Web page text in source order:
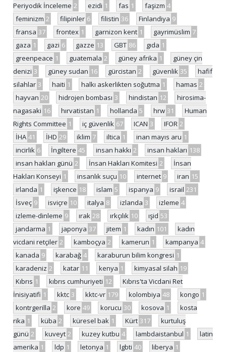
Periyodik İnceleme 2 ezidi 1 fas 1 faşizm 4
feminizm 2 filipinler 6 filistin 36 Finlandiya 9
fransa 37 frontex 1 garnizon kent 1 gayrimüslim 7
gaza 1 gazi 6 gazze 13 GBT 86 gıda 1
greenpeace 1 guatemala 2 güney afrika 1
güney çin
denizi 3 güney sudan 16 gürcistan 2 güvenlik 35
hafif
silahlar 3 haiti 1 halkı askerlikten soğutma 1 hamas 2
hayvan 20 hidrojen bombası 3 hindistan 12
hirosima-
nagasaki 16 hırvatistan 1 hollanda 5 hrw 31
Human
Rights Committee 1 iç güvenlik 67 ICAN 3 IFOR 2
İHA 41 İHD 29 iklim 7 iltica 1 inan mayıs aru 1
incirlik 6 İngiltere 45 insan hakkı 2 insan hakları 138
insan hakları günü 2 İnsan Hakları Komitesi 2
İnsan
Hakları Konseyi 1 insanlık suçu 10 internet 9 iran 15
irlanda 1 işkence 18 islam 5 ispanya 9 israil 231
İsveç 9 isviçre 10 italya 8 izlanda 3 izleme 4
izleme-dinleme 9 ırak 28 ırkçılık 10 ışid 53
jandarma 1 japonya 37 jitem 1 kadın 101
kadın
vicdani retçiler 2 kamboçya 2 kamerun 1 kampanya 4
kanada 9 karabağ 4 karaburun bilim kongresi 1
karadeniz 2 katar 11 kenya 1 kimyasal silah 19
Kıbrıs 1 kıbrıs cumhuriyeti 12
Kıbrıs'ta Vicdani Ret
İnisiyatifi 1 kktc 3 kktc-vr 179 kolombiya 48 kongo 1
kontrgerilla 2 kore 49 korucu 30 kosova 1
kosta
rika 1 küba 2 küresel bak 1 Kürt 317
kurtuluş
günü 2 kuveyt 2 kuzey kutbu 4 lambdaistanbul 1
latin
amerika 1 ldp 1 letonya 1 lgbti 40 liberya 1